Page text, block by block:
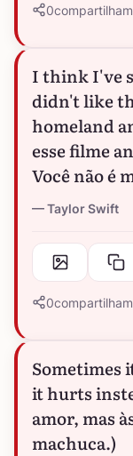
0
I think I've
didn't like
homeland
esse filme
Você não é
Taylor Swift
0
Sometimes
it hurts
amor, mas
machuca.)